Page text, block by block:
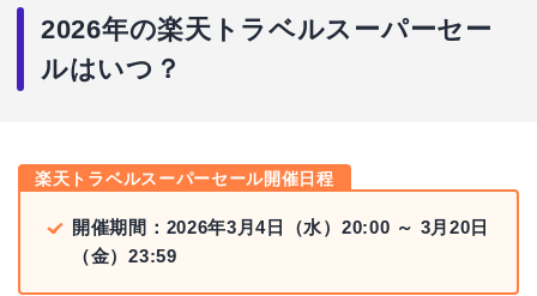
楽天カード会員限定クーポン
楽天ダイヤモンド・プラチナ会員限定クーポン
国内旅行
楽天トラベルを利用するときの注意点
2026年の楽天トラベルスーパーセー
ルはいつ？
楽天トラベルスーパーセール開催日程
開催期間：2026年3月4日（水）20:00 ～ 3月20日
（金）23:59